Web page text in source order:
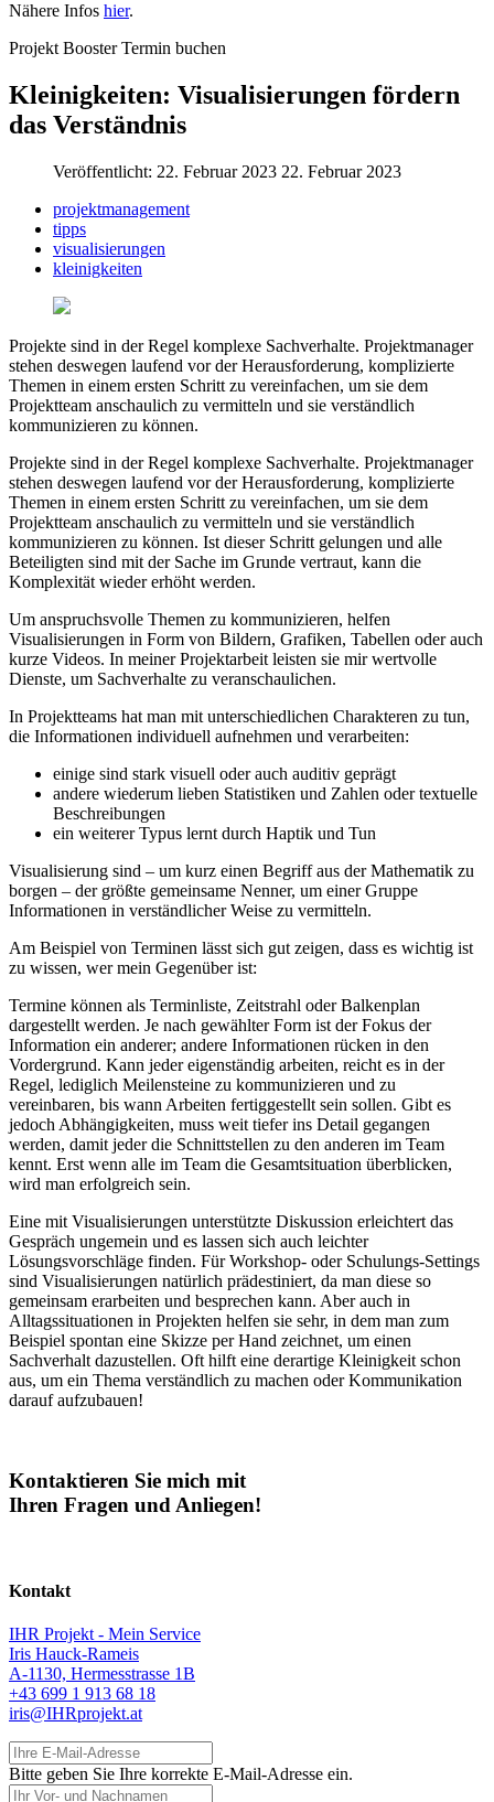
Nähere Infos hier.
Projekt Booster Termin buchen
Kleinigkeiten: Visualisierungen fördern
das Verständnis
Veröffentlicht: 22. Februar 2023 22. Februar 2023
projektmanagement
tipps
visualisierungen
kleinigkeiten
Projekte sind in der Regel komplexe Sachverhalte. Projektmanager
stehen deswegen laufend vor der Herausforderung, komplizierte
Themen in einem ersten Schritt zu vereinfachen, um sie dem
Projektteam anschaulich zu vermitteln und sie verständlich
kommunizieren zu können.
Projekte sind in der Regel komplexe Sachverhalte. Projektmanager
stehen deswegen laufend vor der Herausforderung, komplizierte
Themen in einem ersten Schritt zu vereinfachen, um sie dem
Projektteam anschaulich zu vermitteln und sie verständlich
kommunizieren zu können. Ist dieser Schritt gelungen und alle
Beteiligten sind mit der Sache im Grunde vertraut, kann die
Komplexität wieder erhöht werden.
Um anspruchsvolle Themen zu kommunizieren, helfen
Visualisierungen in Form von Bildern, Grafiken, Tabellen oder auch
kurze Videos. In meiner Projektarbeit leisten sie mir wertvolle
Dienste, um Sachverhalte zu veranschaulichen.
In Projektteams hat man mit unterschiedlichen Charakteren zu tun,
die Informationen individuell aufnehmen und verarbeiten:
einige sind stark visuell oder auch auditiv geprägt
andere wiederum lieben Statistiken und Zahlen oder textuelle
Beschreibungen
ein weiterer Typus lernt durch Haptik und Tun
Visualisierung sind – um kurz einen Begriff aus der Mathematik zu
borgen – der größte gemeinsame Nenner, um einer Gruppe
Informationen in verständlicher Weise zu vermitteln.
Am Beispiel von Terminen lässt sich gut zeigen, dass es wichtig ist
zu wissen, wer mein Gegenüber ist:
Termine können als Terminliste, Zeitstrahl oder Balkenplan
dargestellt werden. Je nach gewählter Form ist der Fokus der
Information ein anderer; andere Informationen rücken in den
Vordergrund. Kann jeder eigenständig arbeiten, reicht es in der
Regel, lediglich Meilensteine zu kommunizieren und zu
vereinbaren, bis wann Arbeiten fertiggestellt sein sollen. Gibt es
jedoch Abhängigkeiten, muss weit tiefer ins Detail gegangen
werden, damit jeder die Schnittstellen zu den anderen im Team
kennt. Erst wenn alle im Team die Gesamtsituation überblicken,
wird man erfolgreich sein.
Eine mit Visualisierungen unterstützte Diskussion erleichtert das
Gespräch ungemein und es lassen sich auch leichter
Lösungsvorschläge finden. Für Workshop- oder Schulungs-Settings
sind Visualisierungen natürlich prädestiniert, da man diese so
gemeinsam erarbeiten und besprechen kann. Aber auch in
Alltagssituationen in Projekten helfen sie sehr, in dem man zum
Beispiel spontan eine Skizze per Hand zeichnet, um einen
Sachverhalt dazustellen. Oft hilft eine derartige Kleinigkeit schon
aus, um ein Thema verständlich zu machen oder Kommunikation
darauf aufzubauen!
Kontaktieren Sie mich mit
Ihren Fragen und Anliegen!
Kontakt
IHR Projekt - Mein Service
Iris Hauck-Rameis
A-1130, Hermesstrasse 1B
+43 699 1 913 68 18
iris@IHRprojekt.at
Ihre E-Mail-Adresse
Bitte geben Sie Ihre korrekte E-Mail-Adresse ein.
Ihr Vor- und Nachnamen